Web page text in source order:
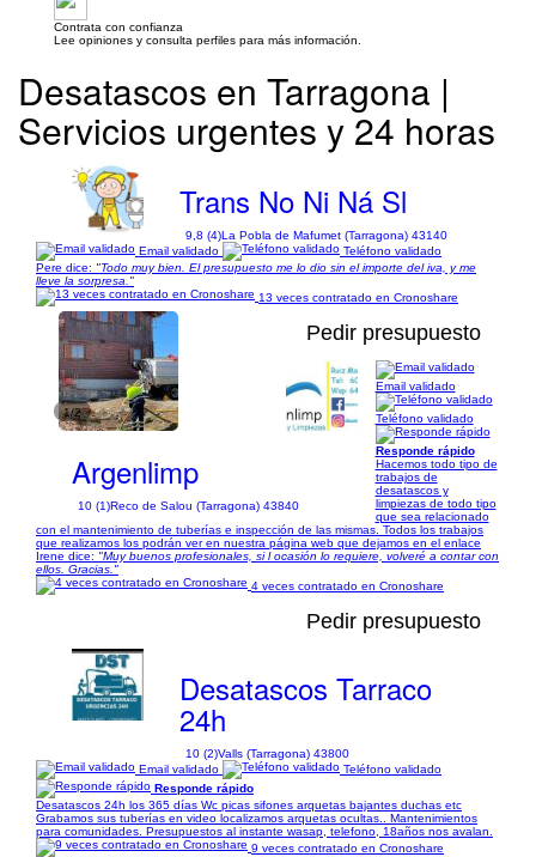
Contrata con confianza
Lee opiniones y consulta perfiles para más información.
Desatascos en Tarragona |
Servicios urgentes y 24 horas
Trans No Ni Ná Sl
9,8 (4)La Pobla de Mafumet (Tarragona) 43140
Email validado
Teléfono validado
Pere dice: "Todo muy bien. El presupuesto me lo dio sin el importe del iva, y me
lleve la sorpresa."
13 veces contratado en Cronoshare
1/2
Pedir presupuesto
Argenlimp
10 (1)Reco de Salou (Tarragona) 43840
Email validado
Teléfono validado
Responde rápido
Hacemos todo tipo de
trabajos de
desatascos y
limpiezas de todo tipo
que sea relacionado
con el mantenimiento de tuberías e inspección de las mismas. Todos los trabajos
que realizamos los podrán ver en nuestra página web que dejamos en el enlace
Irene dice: "Muy buenos profesionales, si l ocasión lo requiere, volveré a contar con
ellos. Gracias."
4 veces contratado en Cronoshare
Pedir presupuesto
Desatascos Tarraco
24h
10 (2)Valls (Tarragona) 43800
Email validado
Teléfono validado
Responde rápido
Desatascos 24h los 365 días Wc picas sifones arquetas bajantes duchas etc
Grabamos sus tuberías en video localizamos arquetas ocultas.. Mantenimientos
para comunidades. Presupuestos al instante wasap, telefono, 18años nos avalan.
9 veces contratado en Cronoshare